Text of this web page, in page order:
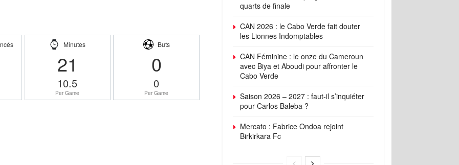
Minutes
21
10.5
Per Game
Buts
0
0
Per Game
quarts de finale
CAN 2026 : le Cabo Verde fait douter
les Lionnes Indomptables
CAN Féminine : le onze du Cameroun
avec Biya et Aboudi pour affronter le
Cabo Verde
Saison 2026 – 2027 : faut-il s’inquiéter
pour Carlos Baleba ?
Mercato : Fabrice Ondoa rejoint
Birkirkara Fc